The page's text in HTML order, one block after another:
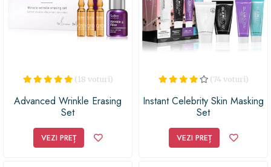
(18 voturi)
Advanced Wrinkle Erasing
Set
VEZI PREȚ
(74 voturi)
Instant Celebrity Skin Masking
Set
VEZI PREȚ